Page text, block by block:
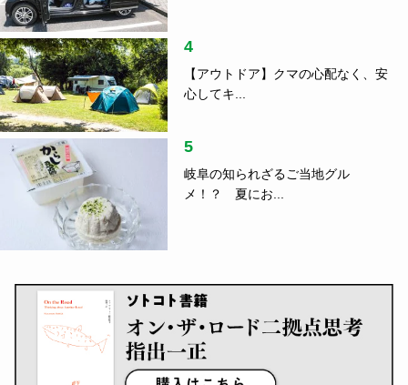
4
【アウトドア】クマの心配なく、安
心してキ...
5
岐阜の知られざるご当地グル
メ！？ 夏にお...